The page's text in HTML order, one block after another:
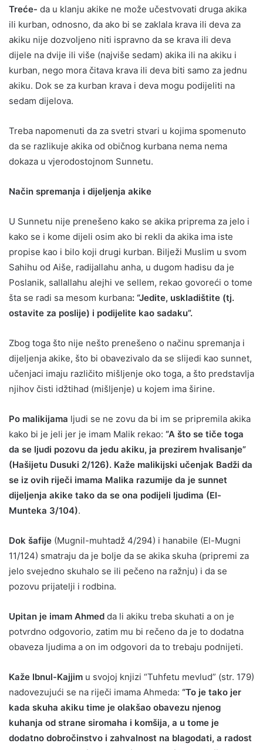
Treće- da u klanju akike ne može učestvovati druga akika
ili kurban, odnosno, da ako bi se zaklala krava ili deva za
akiku nije dozvoljeno niti ispravno da se krava ili deva
dijele na dvije ili više (najviše sedam) akika ili na akiku i
kurban, nego mora čitava krava ili deva biti samo za jednu
akiku. Dok se za kurban krava i deva mogu podijeliti na
sedam dijelova.
Treba napomenuti da za svetri stvari u kojima spomenuto
da se razlikuje akika od običnog kurbana nema nema
dokaza u vjerodostojnom Sunnetu.
Način spremanja i dijeljenja akike
U Sunnetu nije prenešeno kako se akika priprema za jelo i
kako se i kome dijeli osim ako bi rekli da akika ima iste
propise kao i bilo koji drugi kurban. Bilježi Muslim u svom
Sahihu od Aiše, radijallahu anha, u dugom hadisu da je
Poslanik, sallallahu alejhi ve sellem, rekao govoreći o tome
šta se radi sa mesom kurbana: “Jedite, uskladištite (tj.
ostavite za poslije) i podijelite kao sadaku”.
Zbog toga što nije nešto prenešeno o načinu spremanja i
dijeljenja akike, što bi obavezivalo da se slijedi kao sunnet,
učenjaci imaju različito mišljenje oko toga, a što predstavlja
njihov čisti idžtihad (mišljenje) u kojem ima širine.
Po malikijama ljudi se ne zovu da bi im se pripremila akika
kako bi je jeli jer je imam Malik rekao: “A što se tiče toga
da se ljudi pozovu da jedu akiku, ja prezirem hvalisanje”
(Hašijetu Dusuki 2/126). Kaže malikijski učenjak Badži da
se iz ovih riječi imama Malika razumije da je sunnet
dijeljenja akike tako da se ona podijeli ljudima (El-
Munteka 3/104).
Dok šafije (Mugnil-muhtadž 4/294) i hanabile (El-Mugni
11/124) smatraju da je bolje da se akika skuha (pripremi za
jelo svejedno skuhalo se ili pečeno na ražnju) i da se
pozovu prijatelji i rodbina.
Upitan je imam Ahmed da li akiku treba skuhati a on je
potvrdno odgovorio, zatim mu bi rečeno da je to dodatna
obaveza ljudima a on im odgovori da to trebaju podnijeti.
Kaže Ibnul-Kajjim u svojoj knjizi “Tuhfetu mevlud” (str. 179)
nadovezujući se na riječi imama Ahmeda: “To je tako jer
kada skuha akiku time je olakšao obavezu njenog
kuhanja od strane siromaha i komšija, a u tome je
dodatno dobročinstvo i zahvalnost na blagodati, a radost